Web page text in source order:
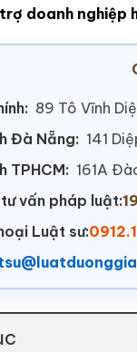
doanh nghiệp
89 Tô Vĩnh
Đà Nẵng: 141
TPHCM: 161A
vấn pháp luật:
Luật sư: